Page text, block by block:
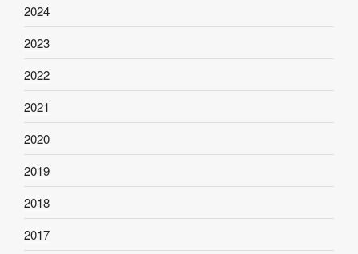
2024
2023
2022
2021
2020
2019
2018
2017